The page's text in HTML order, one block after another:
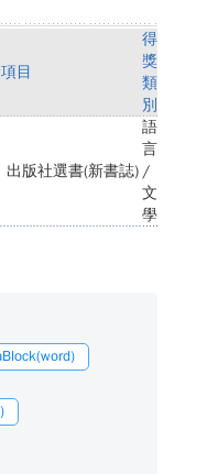
目
得
獎
類
別
版社選書(新書誌)
語
言
/
文
學